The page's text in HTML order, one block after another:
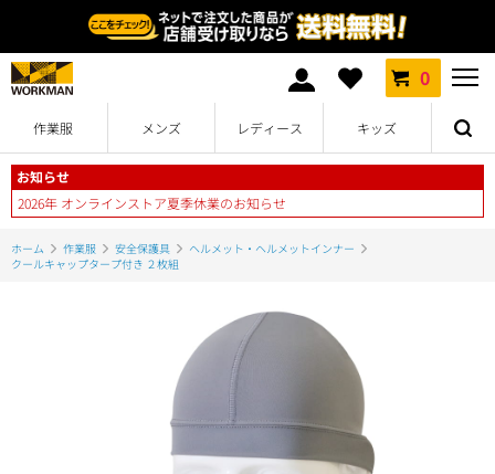
0
作業服 メンズ レディース キッズ
お知らせ
2026年 オンラインストア夏季休業のお知らせ
ホーム 作業服 安全保護具
ヘルメット・ヘルメットインナー
クールキャップタープ付き ２枚組